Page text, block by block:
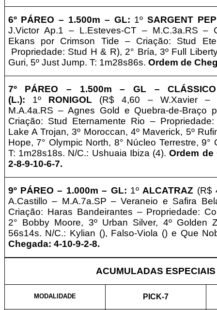
6º PÁREO – 1.500m – GL: 1º SARGENT
J.Victor Ap.1 – L.Esteves-CT – M.C.3a.RS –
Ekans por Crimson Tide – Criação: Stud
Propriedade: Stud H & R), 2° Bría, 3º Full
Guri, 5º Just Jump. T: 1m28s86s. Ordem de
7º PÁREO – 1.500m – GL –
(L.): 1ºRONIGOL (R$ 4,60 – W.Xavier –
M.A.4a.RS – Agnes Gold e Quebra-de-Braço
Criação: Stud Eternamente Rio –
Lake A Trojan,3º Moroccan, 4º Maverick, 5º
Hope, 7° Olympic North, 8° Núcleo Terrestre, 9°
T: 1m28s18s. N/C.: Ushuaia Ibiza (4).Ordem de
2-8-9-10-6-7.
9º PÁREO – 1.000m – GL: 1º ALCATRAZ (R$
A.Castillo – M.A.7a.SP – Veraneio e Safira
Criação: Haras Bandeirantes – Propriedade:
2° Bobby Moore, 3º Urban Silver, 4º Golden
56s14s. N/C.: Kylian (), Falso-Viola () e Que
Chegada: 4-10-9-2-8.
ACUMULADAS ESPECIAIS
MODALIDADE PICK-7